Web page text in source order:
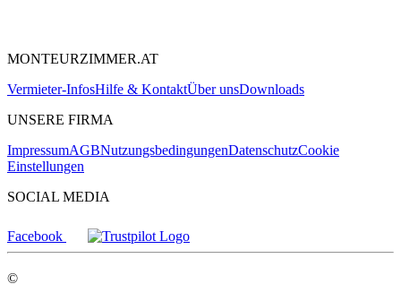
MONTEURZIMMER.AT
Vermieter-InfosHilfe & KontaktÜber unsDownloads
UNSERE FIRMA
ImpressumAGBNutzungsbedingungenDatenschutzCookie
Einstellungen
SOCIAL MEDIA
Facebook
©